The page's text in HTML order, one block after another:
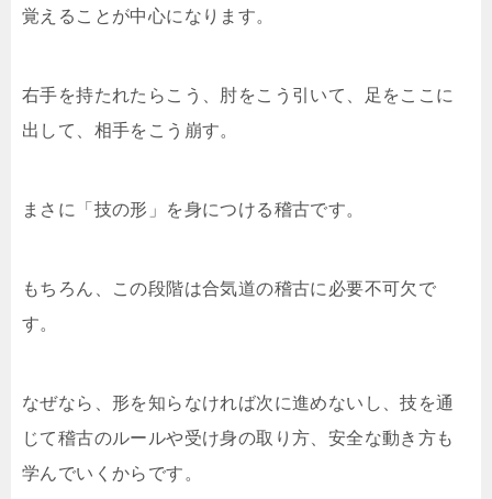
覚えることが中心になります。
右手を持たれたらこう、肘をこう引いて、足をここに
出して、相手をこう崩す。
まさに「技の形」を身につける稽古です。
もちろん、この段階は合気道の稽古に必要不可欠で
す。
なぜなら、形を知らなければ次に進めないし、技を通
じて稽古のルールや受け身の取り方、安全な動き方も
学んでいくからです。